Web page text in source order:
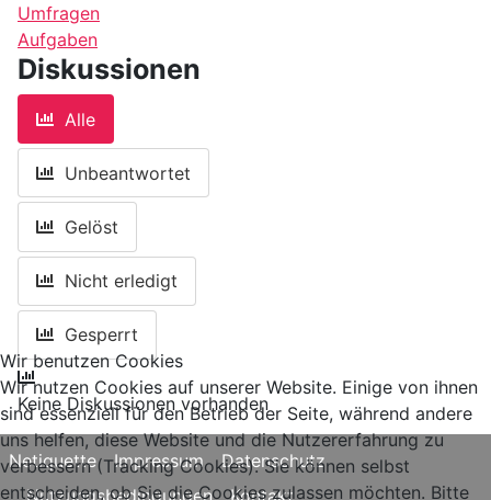
Umfragen
Aufgaben
Diskussionen
Alle
Unbeantwortet
Gelöst
Nicht erledigt
Gesperrt
Keine Diskussionen vorhanden
Netiquette Impressum
Datenschutz
Wir benutzen Cookies
Wir nutzen Cookies auf unserer Website. Einige von ihnen
sind essenziell für den Betrieb der Seite, während andere
uns helfen, diese Website und die Nutzererfahrung zu
verbessern (Tracking Cookies). Sie können selbst
entscheiden, ob Sie die Cookies zulassen möchten. Bitte